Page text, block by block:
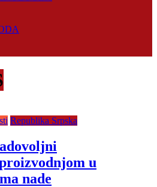
Republika Srpska
u
nade